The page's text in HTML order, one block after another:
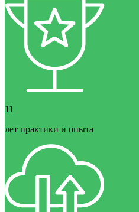
11
лет практики и опыта